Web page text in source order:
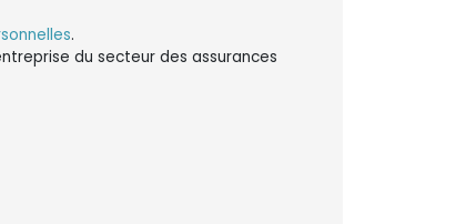
.
du secteur des assurances